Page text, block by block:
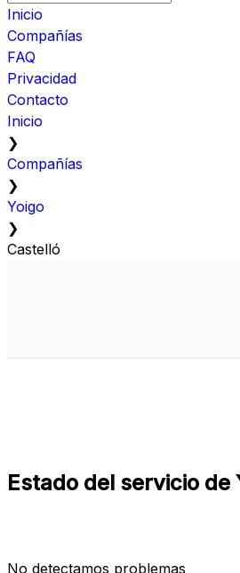
Inicio
Compañías
FAQ
Privacidad
Contacto
Inicio
❯
Compañías
❯
Yoigo
❯
Castelló
Estado del servicio de
No detectamos problemas